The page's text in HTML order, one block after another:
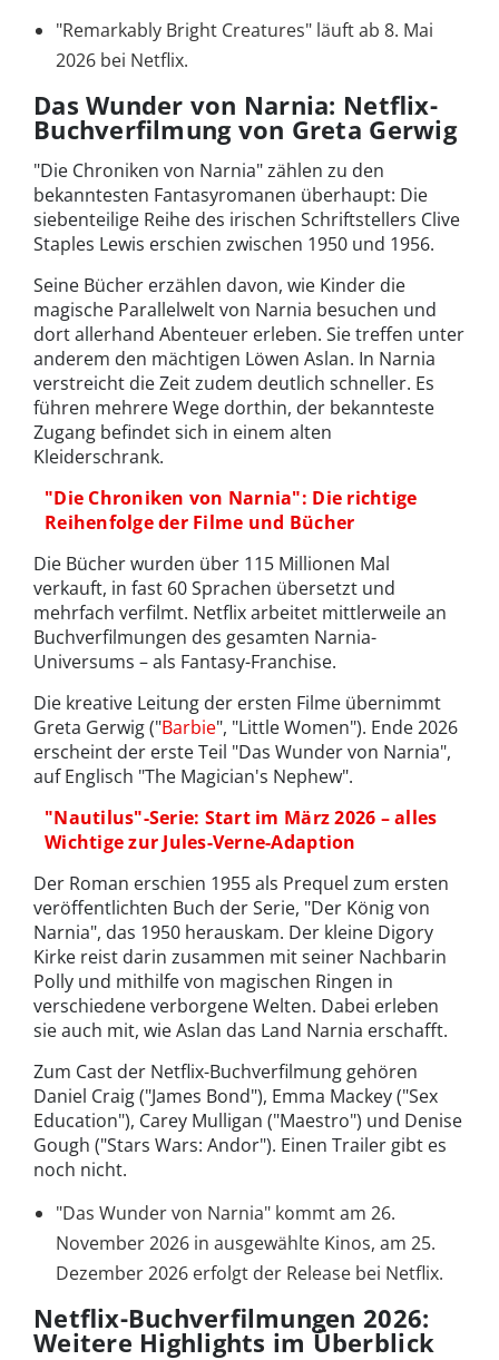
"Remarkably Bright Creatures" läuft ab 8. Mai
2026 bei Netflix.
Das Wunder von Narnia: Netflix-
Buchverfilmung von Greta Gerwig
"Die Chroniken von Narnia" zählen zu den
bekanntesten Fantasyromanen überhaupt: Die
siebenteilige Reihe des irischen Schriftstellers Clive
Staples Lewis erschien zwischen 1950 und 1956.
Seine Bücher erzählen davon, wie Kinder die
magische Parallelwelt von Narnia besuchen und
dort allerhand Abenteuer erleben. Sie treffen unter
anderem den mächtigen Löwen Aslan. In Narnia
verstreicht die Zeit zudem deutlich schneller. Es
führen mehrere Wege dorthin, der bekannteste
Zugang befindet sich in einem alten
Kleiderschrank.
"Die Chroniken von Narnia": Die richtige
Reihenfolge der Filme und Bücher
Die Bücher wurden über 115 Millionen Mal
verkauft, in fast 60 Sprachen übersetzt und
mehrfach verfilmt. Netflix arbeitet mittlerweile an
Buchverfilmungen des gesamten Narnia-
Universums – als Fantasy-Franchise.
Die kreative Leitung der ersten Filme übernimmt
Greta Gerwig ("Barbie", "Little Women"). Ende 2026
erscheint der erste Teil "Das Wunder von Narnia",
auf Englisch "The Magician's Nephew".
"Nautilus"-Serie: Start im März 2026 – alles
Wichtige zur Jules-Verne-Adaption
Der Roman erschien 1955 als Prequel zum ersten
veröffentlichten Buch der Serie, "Der König von
Narnia", das 1950 herauskam. Der kleine Digory
Kirke reist darin zusammen mit seiner Nachbarin
Polly und mithilfe von magischen Ringen in
verschiedene verborgene Welten. Dabei erleben
sie auch mit, wie Aslan das Land Narnia erschafft.
Zum Cast der Netflix-Buchverfilmung gehören
Daniel Craig ("James Bond"), Emma Mackey ("Sex
Education"), Carey Mulligan ("Maestro") und Denise
Gough ("Stars Wars: Andor"). Einen Trailer gibt es
noch nicht.
"Das Wunder von Narnia" kommt am 26.
November 2026 in ausgewählte Kinos, am 25.
Dezember 2026 erfolgt der Release bei Netflix.
Netflix-Buchverfilmungen 2026:
Weitere Highlights im Überblick